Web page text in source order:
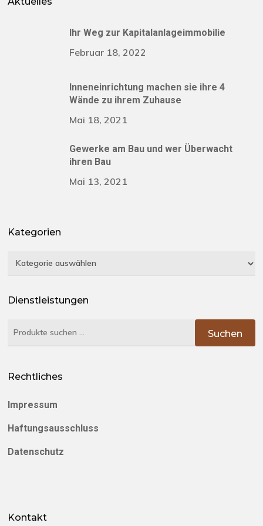
Ihr Weg zur Kapitalanlageimmobilie
Februar 18, 2022
Inneneinrichtung machen sie ihre 4
Wände zu ihrem Zuhause
Mai 18, 2021
Gewerke am Bau und wer Überwacht
ihren Bau
Mai 13, 2021
Kategorien
Kategorien
Dienstleistungen
Suchen
Suchen
Rechtliches
Impressum
Haftungsausschluss
Datenschutz
Kontakt